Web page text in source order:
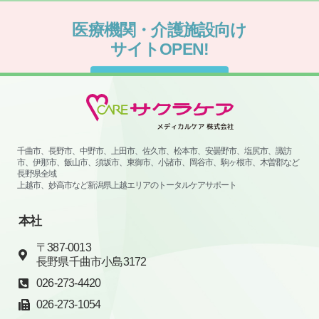
サイトはこちらから
千曲市、長野市、中野市、上田市、佐久市、松本市、安曇野市、塩尻市、諏訪
市、伊那市、飯山市、須坂市、東御市、小諸市、岡谷市、駒ヶ根市、木曽郡など
長野県全域
上越市、妙高市など新潟県上越エリアのトータルケアサポート
本社
〒387-0013
長野県千曲市小島3172
026-273-4420
026-273-1054